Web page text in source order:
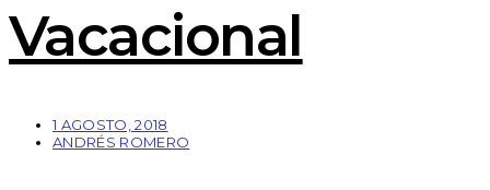
Vacacional
1 AGOSTO, 2018
ANDRÉS ROMERO